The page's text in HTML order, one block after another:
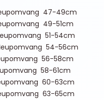
47-49cm
49-51cm
51-54cm
54-56cm
56-58cm
58-61cm
60-63cm
63-65cm